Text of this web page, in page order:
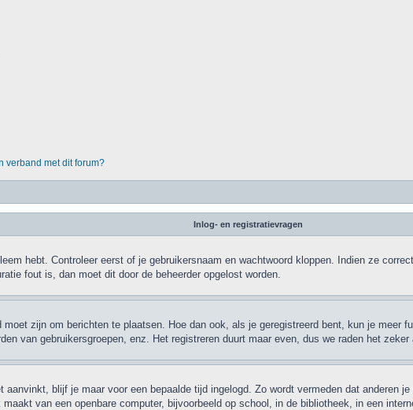
verband met dit forum?
Inlog- en registratievragen
hebt. Controleer eerst of je gebruikersnaam en wachtwoord kloppen. Indien ze
fout is, dan moet dit door de beheerder opgelost worden.
zijn om berichten te plaatsen. Hoe dan ook, als je geregistreerd bent, kun je meer
van gebruikersgroepen, enz. Het registreren duurt maar even, dus we raden het zeker
aanvinkt, blijf je maar voor een bepaalde tijd ingelogd. Zo wordt vermeden dat anderen
van een openbare computer, bijvoorbeeld op school, in de bibliotheek, in een